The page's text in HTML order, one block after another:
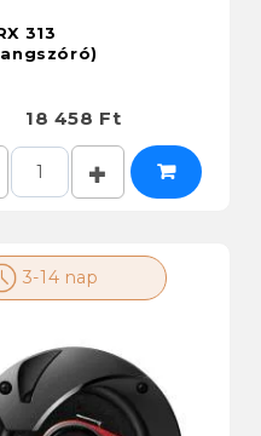
313
18 458 Ft
3-14 nap